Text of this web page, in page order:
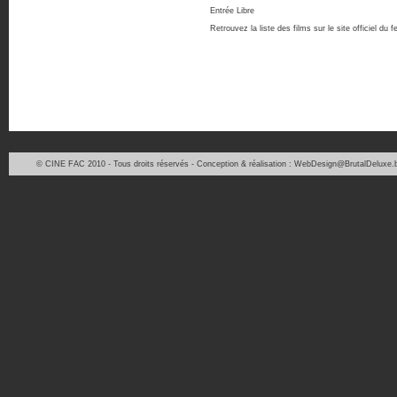
Entrée Libre
Retrouvez la liste des films sur le site officiel du
© CINE FAC 2010 - Tous droits réservés - Conception & réalisation :